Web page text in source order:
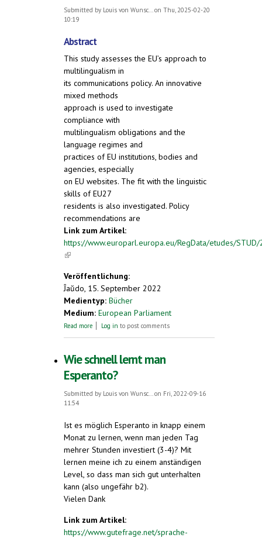
Submitted by Louis von Wunsc...on Thu, 2025-02-20
10:19
Abstract
This study assesses the EU’s approach to
multilingualism in
its communications policy. An innovative
mixed methods
approach is used to investigate
compliance with
multilingualism obligations and the
language regimes and
practices of EU institutions, bodies and
agencies, especially
on EU websites. The fit with the linguistic
skills of EU27
residents is also investigated. Policy
recommendations are
Link zum Artikel:
https://www.europarl.europa.eu/RegData/etudes/
(link is external)
Veröffentlichung:
Ĵaŭdo, 15. September 2022
Medientyp: Bücher
Medium: European Parliament
Read more about The European Union’s approach to
Log in to post comments
Wie schnell lernt man
Esperanto?
Submitted by Louis von Wunsc...
on Fri, 2022-09-16
11:54
Ist es möglich Esperanto in knapp einem
Monat zu lernen, wenn man jeden Tag
mehrer Stunden investiert (3-4)? Mit
lernen meine ich zu einem anständigen
Level, so dass man sich gut unterhalten
kann (also ungefähr b2).
Vielen Dank
Link zum Artikel:
https://www.gutefrage.net/sprache-